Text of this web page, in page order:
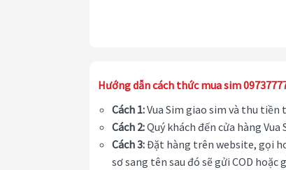
Hướng dẫn cách thức mua sim
Cách 1:Vua Sim giao sim và thu tiền
Cách 2:Quý khách đến cửa hàng
Cách 3:Đặt hàng trên website, gọi
sơ sang tên sau đó sẽ gửi COD